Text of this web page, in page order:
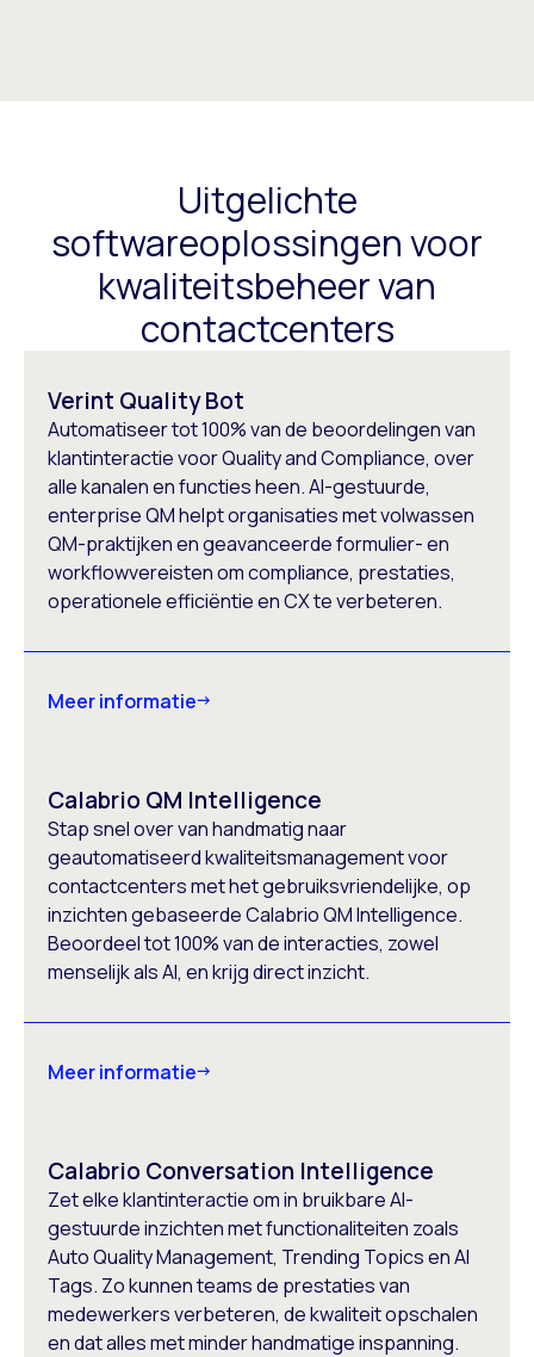
Uitgelichte
softwareoplossingen voor
kwaliteitsbeheer van
contactcenters
Verint Quality Bot
Automatiseer tot 100% van de beoordelingen van
klantinteractie voor Quality and Compliance, over
alle kanalen en functies heen. AI-gestuurde,
enterprise QM helpt organisaties met volwassen
QM-praktijken en geavanceerde formulier- en
workflowvereisten om compliance, prestaties,
operationele efficiëntie en CX te verbeteren.
Meer informatie
Calabrio QM Intelligence
Stap snel over van handmatig naar
geautomatiseerd kwaliteitsmanagement voor
contactcenters met het gebruiksvriendelijke, op
inzichten gebaseerde Calabrio QM Intelligence.
Beoordeel tot 100% van de interacties, zowel
menselijk als AI, en krijg direct inzicht.
Meer informatie
Calabrio Conversation Intelligence
Zet elke klantinteractie om in bruikbare AI-
gestuurde inzichten met functionaliteiten zoals
Auto Quality Management, Trending Topics en AI
Tags. Zo kunnen teams de prestaties van
medewerkers verbeteren, de kwaliteit opschalen
en dat alles met minder handmatige inspanning.